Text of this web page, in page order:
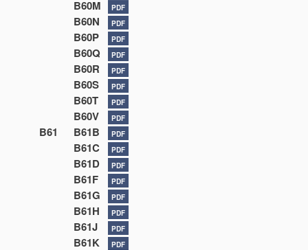
B60M PDF
B60N PDF
B60P PDF
B60Q PDF
B60R PDF
B60S PDF
B60T PDF
B60V PDF
B61 B61B PDF
B61C PDF
B61D PDF
B61F PDF
B61G PDF
B61H PDF
B61J PDF
B61K PDF